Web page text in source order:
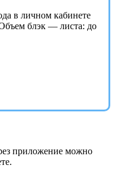
в личном кабинете
блэк — листа: до
приложение можно